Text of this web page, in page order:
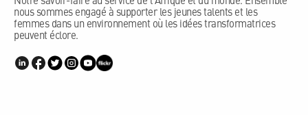
nous sommes engagé à supporter les jeunes talents et les
femmes dans un environnement où les idées transformatrices
peuvent éclore.